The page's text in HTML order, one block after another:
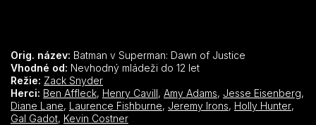
Orig. název: Batman v Superman: Dawn of Justice
Vhodné od: Nevhodný mládeži do 12 let
Režie: Zack Snyder
Herci: Ben Affleck, Henry Cavill, Amy Adams, Jesse Eisenberg,
Diane Lane, Laurence Fishburne, Jeremy Irons, Holly Hunter,
Gal Gadot, Kevin Costner